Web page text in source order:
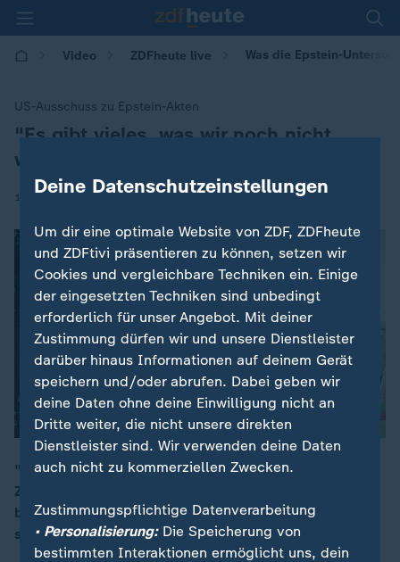
Video ZDFheute live Was die Epstein-
US-Ausschuss zu Epstein-Akten
:"Es gibt vieles, was wir noch nicht
wissen"
10.06.2026 | 15:35
"Diese Regierung wird Trump nicht gefährden", so
ZDF-Korrespondentin Heike Slansky aus Washington
bei ZDFheute live. Die Verantwortlichen in Washington
seien alle Vertraute des US-Präsidenten.
Deine Datenschutzeinstellungen
Um dir eine optimale Website von ZDF, ZDFheute
und ZDFtivi präsentieren zu können, setzen wir
Cookies und vergleichbare Techniken ein. Einige
der eingesetzten Techniken sind unbedingt
erforderlich für unser Angebot. Mit deiner
Zustimmung dürfen wir und unsere Dienstleister
darüber hinaus Informationen auf deinem Gerät
speichern und/oder abrufen. Dabei geben wir
deine Daten ohne deine Einwilligung nicht an
Dritte weiter, die nicht unsere direkten
Dienstleister sind. Wir verwenden deine Daten
auch nicht zu kommerziellen Zwecken.
Zustimmungspflichtige Datenverarbeitung
• Personalisierung:Die Speicherung von
bestimmten Interaktionen ermöglicht uns, dein